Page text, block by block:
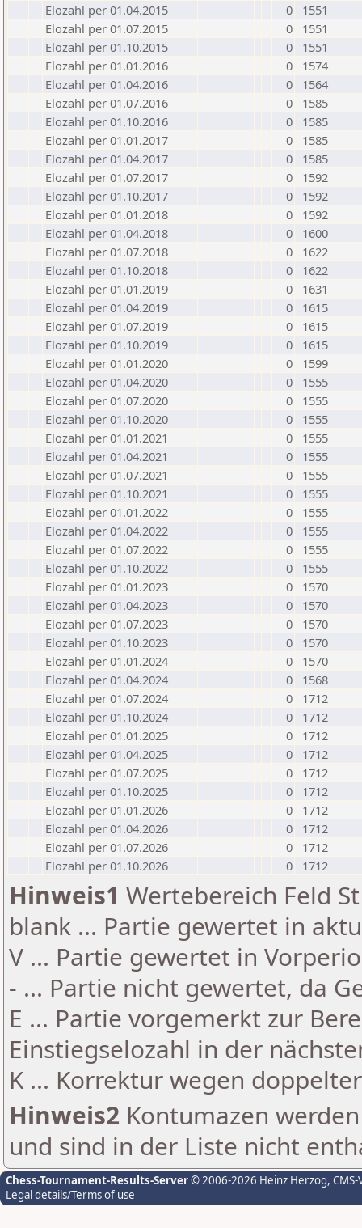
Elozahl per 01.04.2015
0
1551
Elozahl per 01.07.2015
0
1551
Elozahl per 01.10.2015
0
1551
Elozahl per 01.01.2016
0
1574
Elozahl per 01.04.2016
0
1564
Elozahl per 01.07.2016
0
1585
Elozahl per 01.10.2016
0
1585
Elozahl per 01.01.2017
0
1585
Elozahl per 01.04.2017
0
1585
Elozahl per 01.07.2017
0
1592
Elozahl per 01.10.2017
0
1592
Elozahl per 01.01.2018
0
1592
Elozahl per 01.04.2018
0
1600
Elozahl per 01.07.2018
0
1622
Elozahl per 01.10.2018
0
1622
Elozahl per 01.01.2019
0
1631
Elozahl per 01.04.2019
0
1615
Elozahl per 01.07.2019
0
1615
Elozahl per 01.10.2019
0
1615
Elozahl per 01.01.2020
0
1599
Elozahl per 01.04.2020
0
1555
Elozahl per 01.07.2020
0
1555
Elozahl per 01.10.2020
0
1555
Elozahl per 01.01.2021
0
1555
Elozahl per 01.04.2021
0
1555
Elozahl per 01.07.2021
0
1555
Elozahl per 01.10.2021
0
1555
Elozahl per 01.01.2022
0
1555
Elozahl per 01.04.2022
0
1555
Elozahl per 01.07.2022
0
1555
Elozahl per 01.10.2022
0
1555
Elozahl per 01.01.2023
0
1570
Elozahl per 01.04.2023
0
1570
Elozahl per 01.07.2023
0
1570
Elozahl per 01.10.2023
0
1570
Elozahl per 01.01.2024
0
1570
Elozahl per 01.04.2024
0
1568
Elozahl per 01.07.2024
0
1712
Elozahl per 01.10.2024
0
1712
Elozahl per 01.01.2025
0
1712
Elozahl per 01.04.2025
0
1712
Elozahl per 01.07.2025
0
1712
Elozahl per 01.10.2025
0
1712
Elozahl per 01.01.2026
0
1712
Elozahl per 01.04.2026
0
1712
Elozahl per 01.07.2026
0
1712
Elozahl per 01.10.2026
0 1712
Hinweis1 Wertebereich Feld
blank ... Partie gewertet in
V ... Partie gewertet in
- ... Partie nicht gewertet, da
E ... Partie vorgemerkt zur
Einstiegselozahl in der
K ... Korrektur wegen
Hinweis2 Kontumazen
und sind in der Liste nicht
Chess-Tournament-Results-Server© 2006-2026 Heinz Herzog,
Legal details/Terms of use